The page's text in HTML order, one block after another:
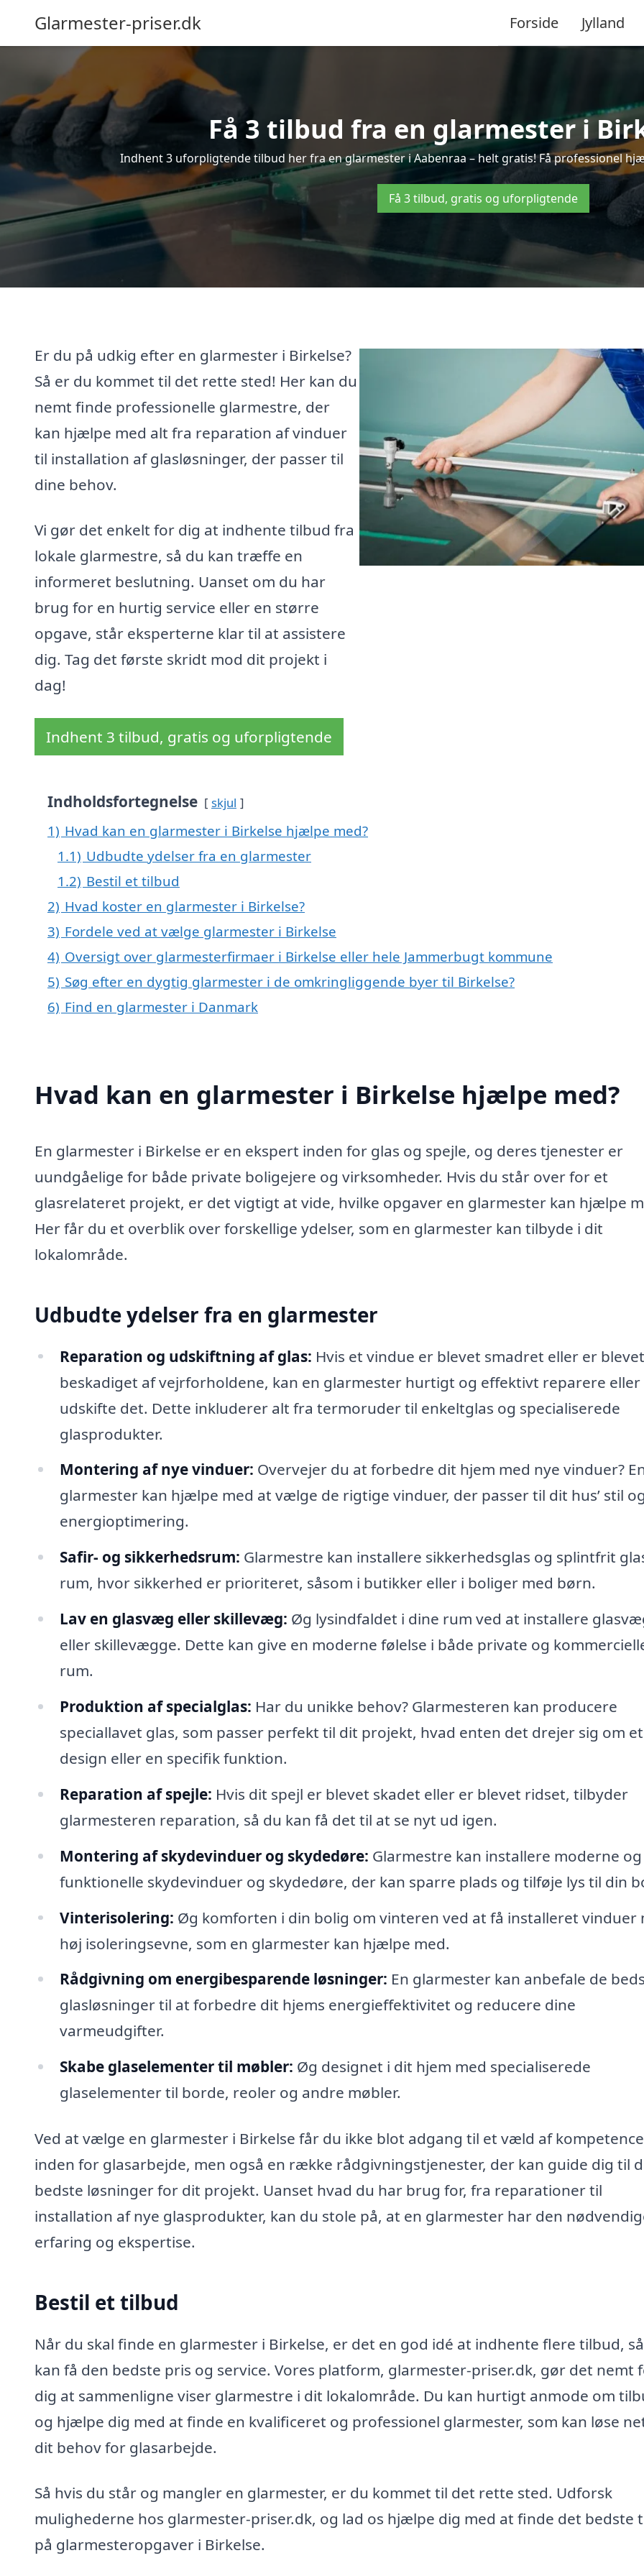
Glarmester-priser.dk Forside Jylland
Få 3 tilbud fra en glarmester i
Indhent 3 uforpligtende tilbud her fra en glarmester i Aabenraa – helt gratis! Få professionel
Få 3 tilbud, gratis og uforpligtende
Er du på udkig efter en glarmester i Birkelse?
Så er du kommet til det rette sted! Her kan du
nemt finde professionelle glarmestre, der
kan hjælpe med alt fra reparation af vinduer
til installation af glasløsninger, der passer til
dine behov.
Vi gør det enkelt for dig at indhente tilbud fra
lokale glarmestre, så du kan træffe en
informeret beslutning. Uanset om du har
brug for en hurtig service eller en større
opgave, står eksperterne klar til at assistere
dig. Tag det første skridt mod dit projekt i
dag!
Indhent 3 tilbud, gratis og uforpligtende
Indholdsfortegnelse skjul
1) Hvad kan en glarmester i Birkelse hjælpe med?
1.1) Udbudte ydelser fra en glarmester
1.2) Bestil et tilbud
2) Hvad koster en glarmester i Birkelse?
3) Fordele ved at vælge glarmester i Birkelse
4) Oversigt over glarmesterfirmaer i Birkelse eller hele Jammerbugt kommune
5) Søg efter en dygtig glarmester i de omkringliggende byer til Birkelse?
6) Find en glarmester i Danmark
Hvad kan en glarmester i Birkelse hjælpe med?
En glarmester i Birkelse er en ekspert inden for glas og spejle, og deres tjenester er
uundgåelige for både private boligejere og virksomheder. Hvis du står over for et
glasrelateret projekt, er det vigtigt at vide, hvilke opgaver en glarmester kan hjælpe
Her får du et overblik over forskellige ydelser, som en glarmester kan tilbyde i dit
lokalområde.
Udbudte ydelser fra en glarmester
Reparation og udskiftning af glas: Hvis et vindue er blevet smadret eller er blevet
beskadiget af vejrforholdene, kan en glarmester hurtigt og effektivt reparere eller
udskifte det. Dette inkluderer alt fra termoruder til enkeltglas og specialiserede
glasprodukter.
Montering af nye vinduer: Overvejer du at forbedre dit hjem med nye vinduer?
glarmester kan hjælpe med at vælge de rigtige vinduer, der passer til dit hus’ stil
energioptimering.
Safir- og sikkerhedsrum: Glarmestre kan installere sikkerhedsglas og splintfrit
rum, hvor sikkerhed er prioriteret, såsom i butikker eller i boliger med børn.
Lav en glasvæg eller skillevæg: Øg lysindfaldet i dine rum ved at installere
eller skillevægge. Dette kan give en moderne følelse i både private og
rum.
Produktion af specialglas: Har du unikke behov? Glarmesteren kan producere
speciallavet glas, som passer perfekt til dit projekt, hvad enten det drejer sig om
design eller en specifik funktion.
Reparation af spejle: Hvis dit spejl er blevet skadet eller er blevet ridset, tilbyder
glarmesteren reparation, så du kan få det til at se nyt ud igen.
Montering af skydevinduer og skydedøre: Glarmestre kan installere moderne og
funktionelle skydevinduer og skydedøre, der kan sparre plads og tilføje lys til din
Vinterisolering: Øg komforten i din bolig om vinteren ved at få installeret vinduer
høj isoleringsevne, som en glarmester kan hjælpe med.
Rådgivning om energibesparende løsninger: En glarmester kan anbefale de
glasløsninger til at forbedre dit hjems energieffektivitet og reducere dine
varmeudgifter.
Skabe glaselementer til møbler: Øg designet i dit hjem med specialiserede
glaselementer til borde, reoler og andre møbler.
Ved at vælge en glarmester i Birkelse får du ikke blot adgang til et væld af
inden for glasarbejde, men også en række rådgivningstjenester, der kan guide dig til
bedste løsninger for dit projekt. Uanset hvad du har brug for, fra reparationer til
installation af nye glasprodukter, kan du stole på, at en glarmester har den
erfaring og ekspertise.
Bestil et tilbud
Når du skal finde en glarmester i Birkelse, er det en god idé at indhente flere tilbud,
kan få den bedste pris og service. Vores platform, glarmester-priser.dk, gør det nemt
dig at sammenligne viser glarmestre i dit lokalområde. Du kan hurtigt anmode om
og hjælpe dig med at finde en kvalificeret og professionel glarmester, som kan løse
dit behov for glasarbejde.
Så hvis du står og mangler en glarmester, er du kommet til det rette sted. Udforsk
mulighederne hos glarmester-priser.dk, og lad os hjælpe dig med at finde det bedste
på glarmesteropgaver i Birkelse.